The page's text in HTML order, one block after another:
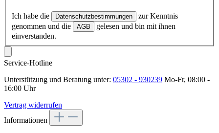
Ich habe die Datenschutzbestimmungen
zur Kenntnis
genommen und die
AGB
gelesen und bin mit ihnen
einverstanden.
Service-Hotline
Unterstützung und Beratung unter: 05302 - 930239 Mo-Fr, 08:00 -
16:00 Uhr
Vertrag widerrufen
Informationen